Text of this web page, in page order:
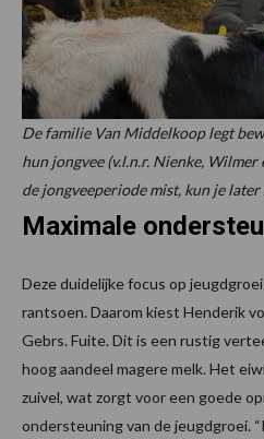
De familie Van Middelkoop legt
hun jongvee (v.l.n.r. Nienke,
de jongveeperiode mist, kun je later
Maximale
Deze duidelijke focus op
rantsoen. Daarom kiest Henderik
Gebrs. Fuite. Dit is een rustig
hoog aandeel magere melk. Het
zuivel, wat zorgt voor een goede
ondersteuning van de jeugdgroei.